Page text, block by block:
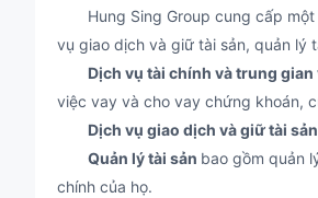
Hung Sing Group cung cấp một
vụ giao dịch và giữ tài sản, quản lý
Dịch vụ tài chính và trung
việc vay và cho vay chứng khoán,
Dịch vụ giao dịch và giữ tài sản
Quản lý tài sản bao gồm quản
chính của họ.